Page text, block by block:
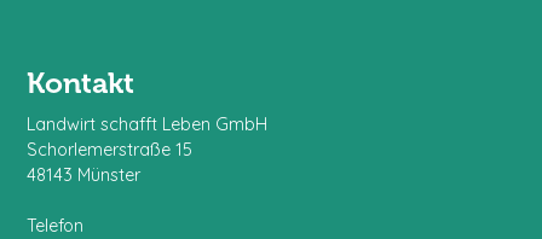
Kontakt
Landwirt schafft Leben GmbH
Schorlemerstraße 15
48143 Münster
Telefon